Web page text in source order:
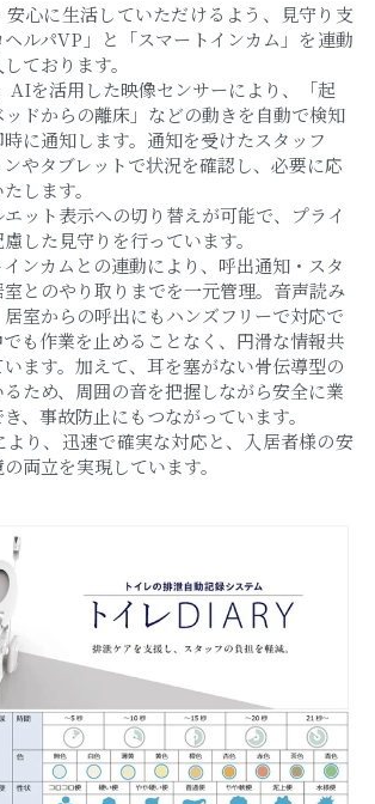
安心に生活していただけるよう、見守り支
ルパVP」と「スマートインカム」を連動
ております。
AIを活用した映像センサーにより、「起
ドからの離床」などの動きを自動で検知
に通知します。通知を受けたスタッフ
やタブレットで状況を確認し、必要に応
します。
ット表示への切り替えが可能で、プライ
した見守りを行っています。
ンカムとの連動により、呼出通知・スタ
とのやり取りまでを一元管理。音声読み
居室からの呼出にもハンズフリーで対応で
も作業を止めることなく、円滑な情報共
ます。加えて、耳を塞がない骨伝導型の
ため、周囲の音を把握しながら安全に業
、事故防止にもつながっています。
より、迅速で確実な対応と、入居者様の安
両立を実現しています。